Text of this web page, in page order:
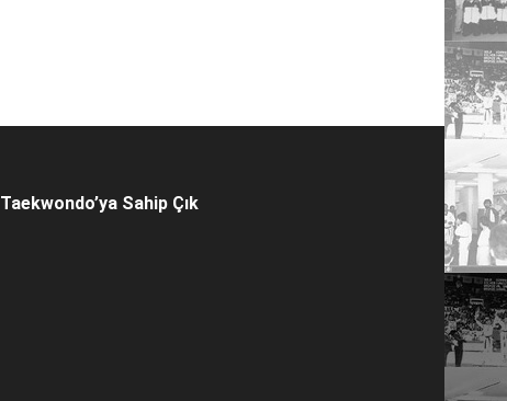
Taekwondo’ya Sahip Çık